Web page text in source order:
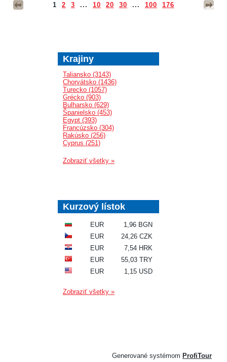
1 2 3 ... 10 20 30 ... 100 176
Krajiny
Taliansko (3143)
Chorvátsko (1436)
Turecko (1057)
Grécko (903)
Bulharsko (629)
Španielsko (453)
Egypt (393)
Francúzsko (304)
Rakúsko (256)
Cyprus (251)
Zobraziť všetky »
Kurzový lístok
EUR
1,96 BGN
EUR
24,26 CZK
EUR
7,54 HRK
EUR
55,03 TRY
EUR
1,15 USD
Zobraziť všetky »
Generované systémom ProfiTour